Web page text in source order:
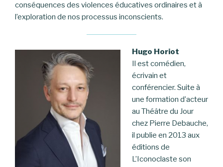
conséquences des violences éducatives ordinaires et à
l’exploration de nos processus inconscients.
Hugo Horiot
Il est comédien,
écrivain et
conférencier. Suite à
une formation d’acteur
au Théâtre du Jour
chez Pierre Debauche,
il publie en 2013 aux
éditions de
L’Iconoclaste son